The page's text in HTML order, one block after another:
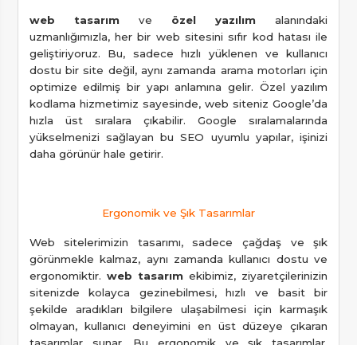
web tasarımve özel yazılım alanındaki
uzmanlığımızla, her bir web sitesini sıfır kod hatası ile
geliştiriyoruz. Bu, sadece hızlı yüklenen ve kullanıcı
dostu bir site değil, aynı zamanda arama motorları için
optimize edilmiş bir yapı anlamına gelir. Özel yazılım
kodlama hizmetimiz sayesinde, web siteniz Google’da
hızla üst sıralara çıkabilir. Google sıralamalarında
yükselmenizi sağlayan bu SEO uyumlu yapılar, işinizi
daha görünür hale getirir.
Ergonomik ve Şık Tasarımlar
Web sitelerimizin tasarımı, sadece çağdaş ve şık
görünmekle kalmaz, aynı zamanda kullanıcı dostu ve
ergonomiktir. web tasarımekibimiz, ziyaretçilerinizin
sitenizde kolayca gezinebilmesi, hızlı ve basit bir
şekilde aradıkları bilgilere ulaşabilmesi için karmaşık
olmayan, kullanıcı deneyimini en üst düzeye çıkaran
tasarımlar sunar. Bu ergonomik ve şık tasarımlar,